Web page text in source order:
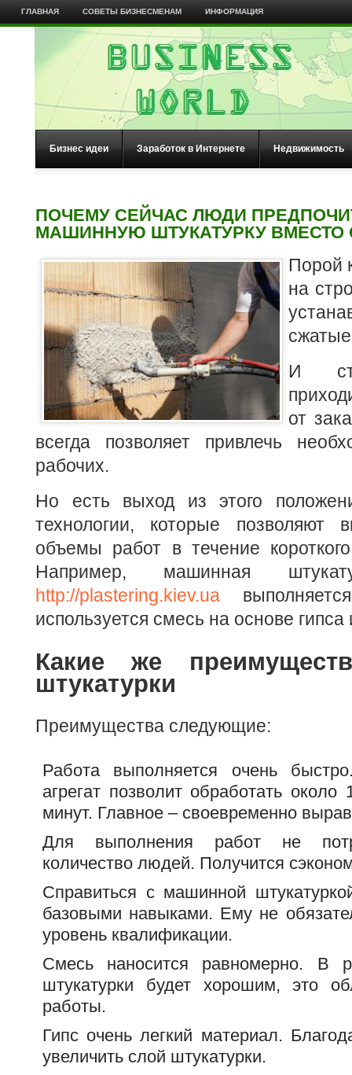
ГЛАВНАЯ СОВЕТЫ БИЗНЕСМЕНАМ ИНФОРМАЦИЯ
Бизнес идеи Заработок в Интернете Недвижимость
ПОЧЕМУ СЕЙЧАС ЛЮДИ
МАШИННУЮ ШТУКАТУРКУ
Порой
на
И
от
всегда позволяет привлечь
рабочих.
Но есть выход из этого
технологии, которые позволяют
объемы работ в течение
Например, машинная
http://plastering.kiev.ua
используется смесь на основе
Какие же
штукатурки
Преимущества следующие:
Работа выполняется очень
агрегат позволит обработать
минут. Главное – своевременно
Для выполнения работ не
количество людей. Получится
Справиться с машинной
базовыми навыками. Ему не
уровень квалификации.
Смесь наносится равномерно. В
штукатурки будет хорошим, это
работы.
Гипс очень легкий материал.
увеличить слой штукатурки.